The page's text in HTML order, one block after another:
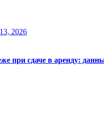
2026
при сдаче в аренду: